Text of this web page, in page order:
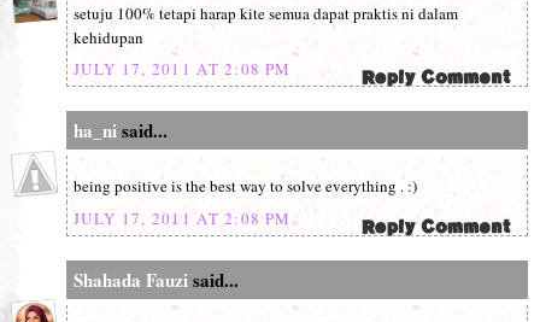
setuju 100% tetapi harap kite semua dapat praktis ni dalam
kehidupan
JULY 17, 2011 AT 2:08 PM
ha_nisaid...
being positive is the best way to solve everything . :)
JULY 17, 2011 AT 2:08 PM
Shahada Fauzisaid...